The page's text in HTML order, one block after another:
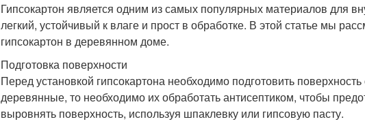
Гипсокартон является одним из самых популярных материалов для
легкий, устойчивый к влаге и прост в обработке. В этой статье мы
гипсокартон в деревянном доме.
Подготовка поверхности
Перед установкой гипсокартона необходимо подготовить
деревянные, то необходимо их обработать антисептиком, чтобы
выровнять поверхность, используя шпаклевку или гипсовую пасту.